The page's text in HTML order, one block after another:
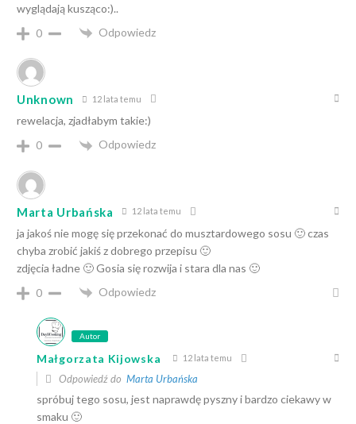
wyglądają kusząco:)..
0
Odpowiedz
Unknown 12 lata temu
rewelacja, zjadłabym takie:)
0
Odpowiedz
Marta Urbańska 12 lata temu
ja jakoś nie mogę się przekonać do musztardowego sosu 🙂 czas
chyba zrobić jakiś z dobrego przepisu 🙂
zdjęcia ładne 🙂 Gosia się rozwija i stara dla nas 🙂
0
Odpowiedz
Autor
Małgorzata Kijowska 12 lata temu
Odpowiedź do Marta Urbańska
spróbuj tego sosu, jest naprawdę pyszny i bardzo ciekawy w
smaku 🙂